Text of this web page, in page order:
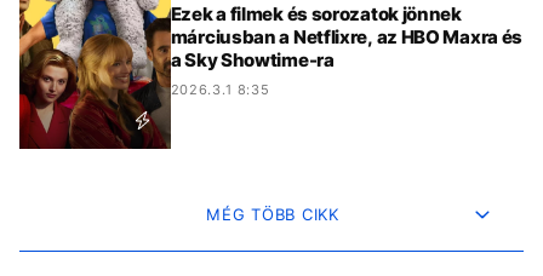
Ezek a filmek és sorozatok jönnek
márciusban a Netflixre, az HBO Maxra és
a Sky Showtime-ra
2026.3.1 8:35
MÉG TÖBB CIKK